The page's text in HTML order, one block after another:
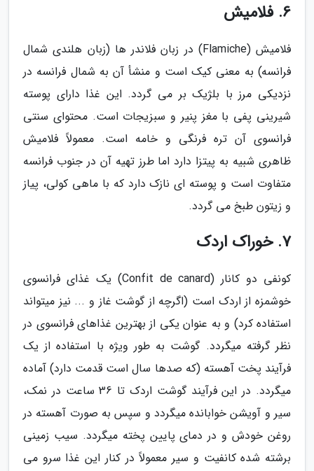
6. فلامیش
فلامیش (Flamiche) در زبان فلاندر ها (زبان هلندی شمال
فرانسه) به معنی کیک است و منشأ آن به شمال فرانسه در
نزدیکی مرز با بلژیک بر می گردد. این غذا دارای پوسته
شیرینی پفی با مغز پنیر و سبزیجات است. محتوای سنتی
فرانسوی آن تره فرنگی و خامه است. معمولاً فلامیش
ظاهری شبیه به پیتزا دارد اما طرز تهیه آن در جنوب فرانسه
متفاوت است و پوسته ای نازک دارد که با ماهی کولی، پیاز
و زیتون طبخ می گردد.
7. خوراک اردک
کونفی دو کانار (Confit de canard) یک غذای فرانسوی
خوشمزه از اردک است (اگرچه از گوشت غاز و ... نیز می­تواند
استفاده کرد) و به عنوان یکی از بهترین غذاهای فرانسوی در
نظر گرفته می­گردد. گوشت به طور ویژه با استفاده از یک
فرآیند پخت آهسته (که صدها سال است قدمت دارد) آماده
می­گردد. در این فرآیند گوشت اردک تا 36 ساعت در نمک،
سیر و آویشن خوابانده می­گردد و سپس به صورت آهسته در
روغن خودش و در دمای پایین پخته می­گردد. سیب زمینی
برشته شده کانفیت و سیر معمولاً در کنار این غذا سرو می